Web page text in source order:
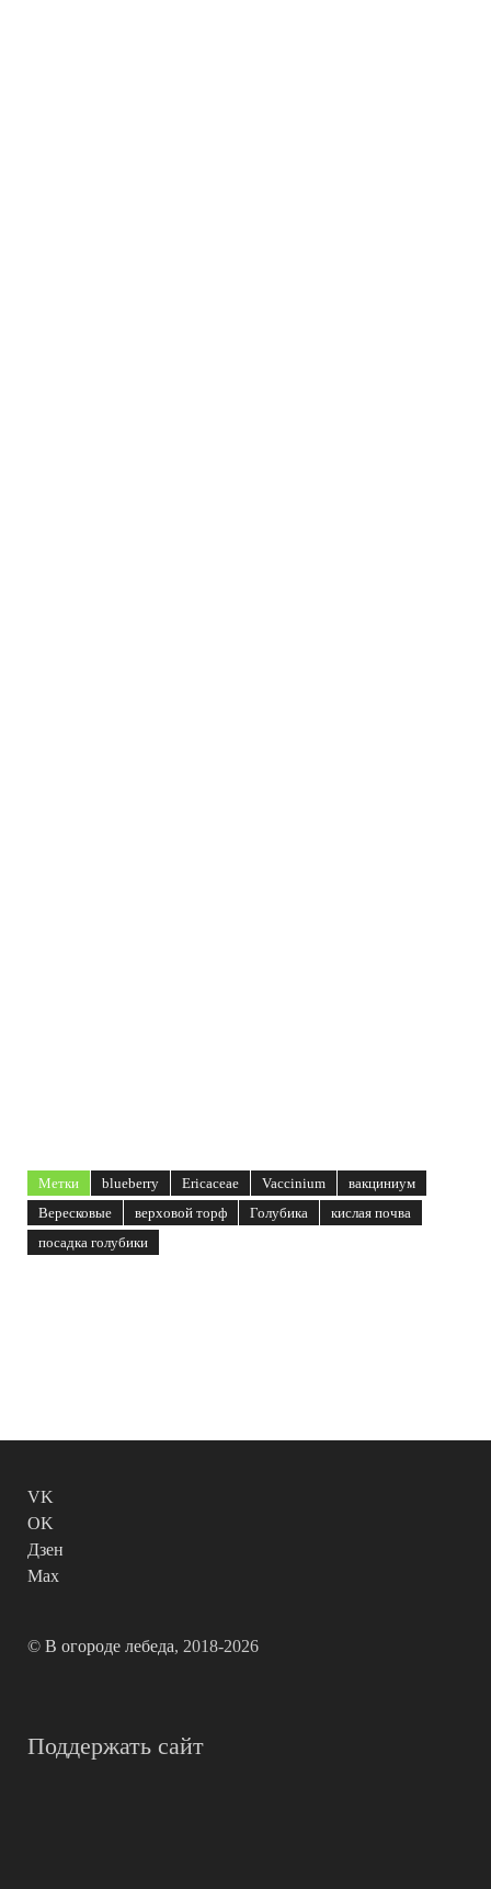
Метки blueberry Ericaceae Vaccinium
вакциниум
Вересковые
верховой торф Голубика
кислая почва
посадка голубики
VK
OK
Дзен
Max
© В огороде лебеда, 2018-2026
Поддержать сайт